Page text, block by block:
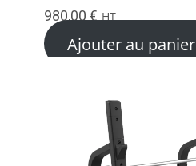
980,00 € HT
Ajouter au panier